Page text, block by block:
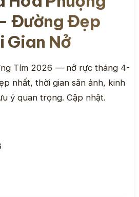
Đường Đẹp
Gian Nở
Tím 2026 — nở rực tháng 4-
nhất, thời gian săn ảnh, kinh
ý quan trọng. Cập nhật.